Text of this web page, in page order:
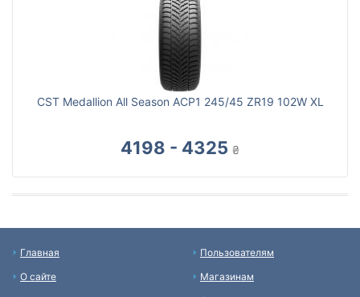
CST Medallion All Season ACP1 245/45 ZR19 102W XL
4198 - 4325 ₴
Главная
О сайте
Пользователям
Магазинам